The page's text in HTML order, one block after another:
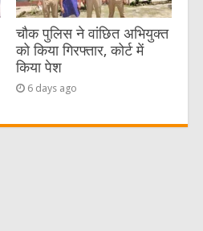
चौक पुलिस ने वांछित अभियुक्त
को किया गिरफ्तार, कोर्ट में
किया पेश
6 days ago